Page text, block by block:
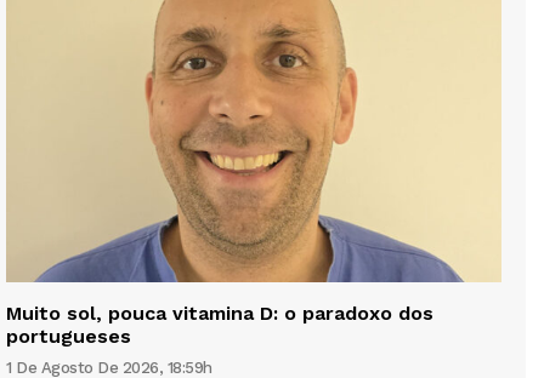
Muito sol, pouca vitamina D: o paradoxo dos
portugueses
1 De Agosto De 2026, 18:59h